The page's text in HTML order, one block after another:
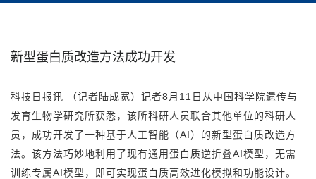
新型蛋白质改造方法成功开发
科技日报讯 （记者陆成宽）记者8月11日从中国科学院遗传与
发育生物学研究所获悉，该所科研人员联合其他单位的科研人
员，成功开发了一种基于人工智能（AI）的新型蛋白质改造方
法。该方法巧妙地利用了现有通用蛋白质逆折叠AI模型，无需
训练专属AI模型，即可实现蛋白质高效进化模拟和功能设计。